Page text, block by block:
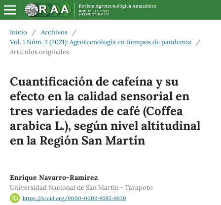
Inicio / Archivos
/
Vol. 1 Núm. 2 (2021): Agrotecnología en tiempos de pandemia
/
Artículos originales
Cuantificación de cafeína y su
efecto en la calidad sensorial en
tres variedades de café (Coffea
arabica L.), según nivel altitudinal
en la Región San Martín
Enrique Navarro-Ramirez
Universidad Nacional de San Martin - Tarapoto
https://orcid.org/0000-0002-9595-8830